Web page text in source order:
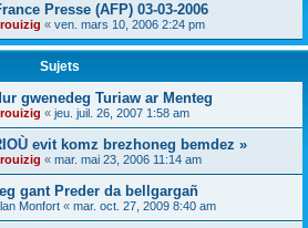
Presse (AFP) 03-03-2006
« ven. mars 10, 2006 2:24 pm
Sujets
gwenedeg Turiaw ar Menteg
« jeu. juil. 26, 2007 1:58 am
evit komz brezhoneg bemdez »
« mar. mai 23, 2006 11:14 am
gant Preder da bellgargañ
Monfort « mar. oct. 27, 2009 8:40 am